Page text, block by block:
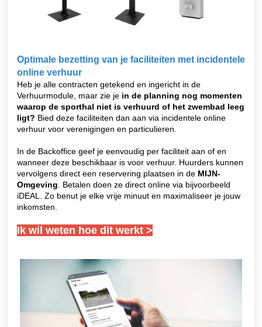
Optimale bezetting van je faciliteiten met incidentele
online verhuur
Heb je alle contracten getekend en ingericht in de
Verhuurmodule, maar zie je in de planning nog momenten
waarop de sporthal niet is verhuurd of het zwembad leeg
ligt? Bied deze faciliteiten dan aan via incidentele online
verhuur voor verenigingen en particulieren.
In de Backoffice geef je eenvoudig per faciliteit aan of en
wanneer deze beschikbaar is voor verhuur. Huurders kunnen
vervolgens direct een reservering plaatsen in de MIJN-
Omgeving . Betalen doen ze direct online via bijvoorbeeld
iDEAL. Zo benut je elke vrije minuut en maximaliseer je jouw
inkomsten.
Ik wil weten hoe dit werkt >